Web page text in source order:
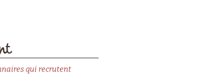
qui recrutent